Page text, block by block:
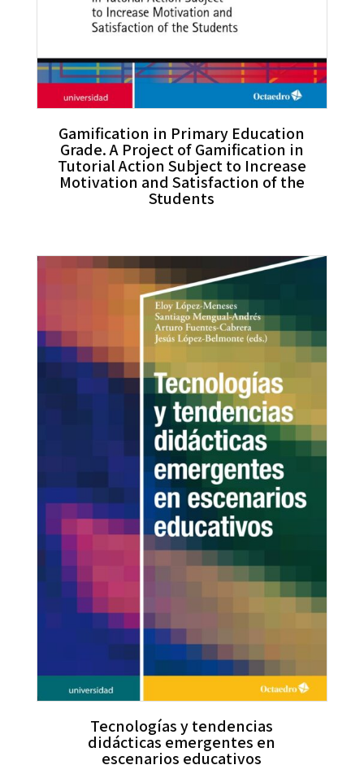
Gamification in Primary Education
Grade. A Project of Gamification in
Tutorial Action Subject to Increase
Motivation and Satisfaction of the
Students
Tecnologías y tendencias
didácticas emergentes en
escenarios educativos